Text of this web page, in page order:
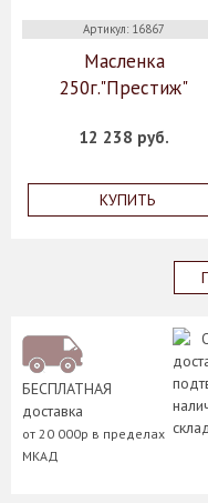
Артикул: 16867
Масленка
250г."Престиж"
12 238 руб.
КУПИТЬ
БЕСПЛАТНАЯ
доставка
от 20 000р в пределах
МКАД